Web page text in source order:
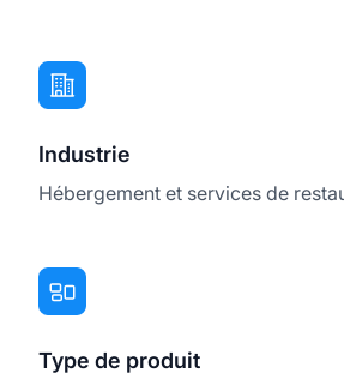
Industrie
Hébergement et services de
Type de produit